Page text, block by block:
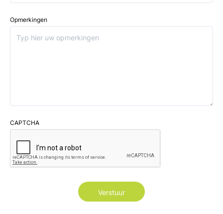
Opmerkingen
CAPTCHA